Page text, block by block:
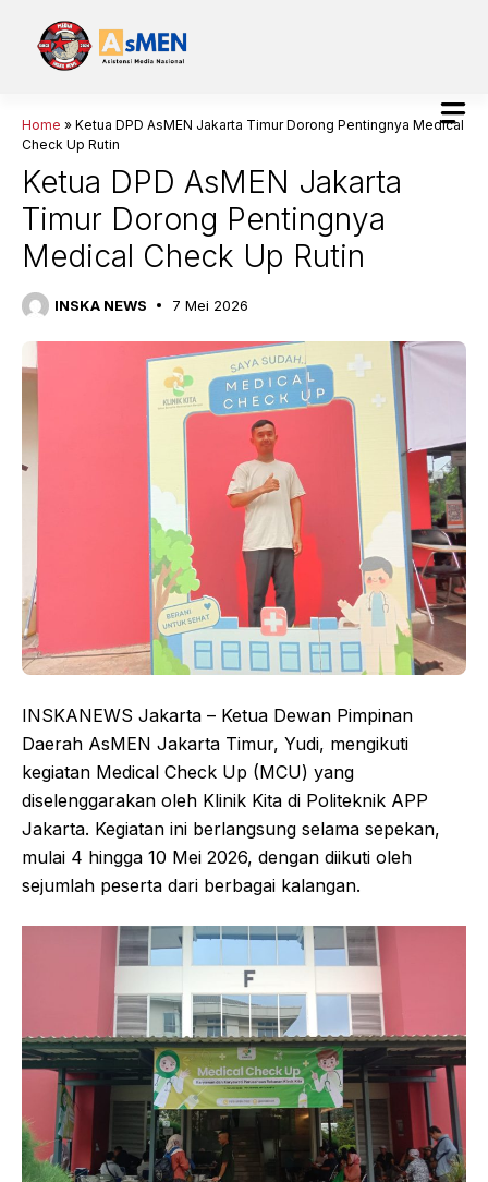
Home » Ketua DPD AsMEN Jakarta Timur Dorong Pentingnya Medical
Check Up Rutin
Ketua DPD AsMEN Jakarta
Timur Dorong Pentingnya
Medical Check Up Rutin
INSKA NEWS 7 Mei 2026
INSKANEWS Jakarta – Ketua Dewan Pimpinan
Daerah AsMEN Jakarta Timur, Yudi, mengikuti
kegiatan Medical Check Up (MCU) yang
diselenggarakan oleh Klinik Kita di Politeknik APP
Jakarta. Kegiatan ini berlangsung selama sepekan,
mulai 4 hingga 10 Mei 2026, dengan diikuti oleh
sejumlah peserta dari berbagai kalangan.